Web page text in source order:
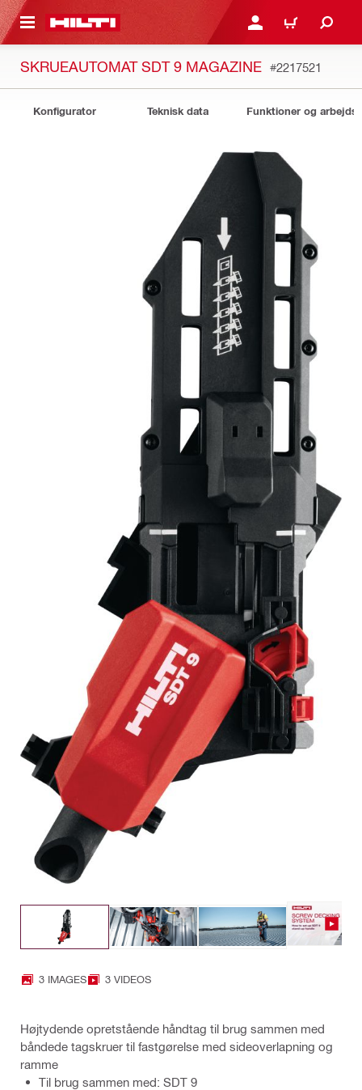
HOVEDINDHOLD LOG IND ELLER
INDKØBSKURV
SKRUEAUTOMAT SDT 9 MAGAZINE #2217521
Konfigurator Teknisk data Funktioner og
3 IMAGES 3 VIDEOS
Højtydende opretstående håndtag til brug sammen med
båndede tagskruer til fastgørelse med sideoverlapning og
ramme
Til brug sammen med: SDT 9